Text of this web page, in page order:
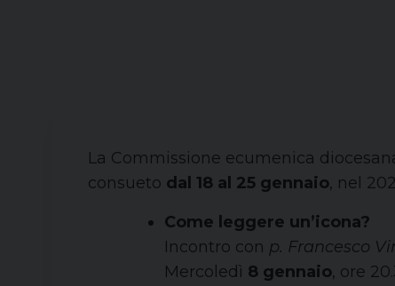
La Commissione ecumenica
consueto dal 18 al 25 gennaio, nel
Come leggere un’icona?
Incontro con p. Francesco
Mercoledì 8 gennaio, ore